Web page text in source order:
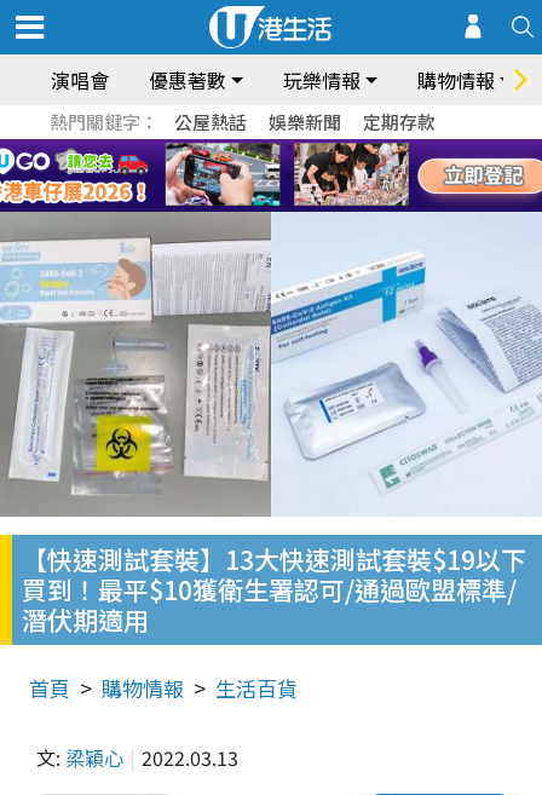
演唱會 優惠著數 玩樂情報 購物情報
熱門關鍵字： 公屋熱話 娛樂新聞 定期存款
【快速測試套裝】13大快速測試套裝$19以下
買到！最平$10獲衛生署認可/通過歐盟標準/
潛伏期適用
首頁 購物情報 生活百貨
文: 梁穎心 2022.03.13